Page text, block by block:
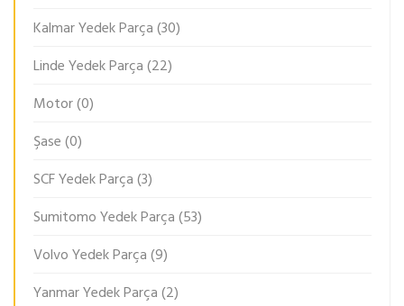
Kalmar Yedek Parça(30)
Linde Yedek Parça(22)
Motor(0)
Şase(0)
SCF Yedek Parça(3)
Sumitomo Yedek Parça(53)
Volvo Yedek Parça(9)
Yanmar Yedek Parça(2)